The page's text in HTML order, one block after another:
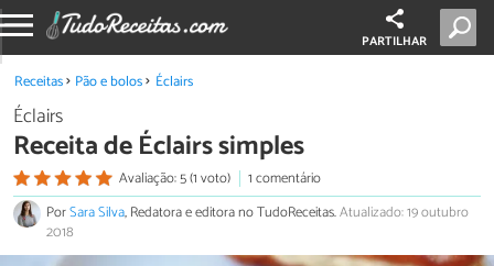
PARTILHAR
Receitas Pão e bolos Éclairs
Éclairs
Receita de Éclairs simples
Avaliação: 5 (1 voto)
1 comentário
PorSara Silva, Redatora e editora no TudoReceitas.Atualizado: 19 outubro
2018